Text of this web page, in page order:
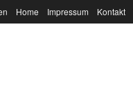
Home Impressum Kontakt